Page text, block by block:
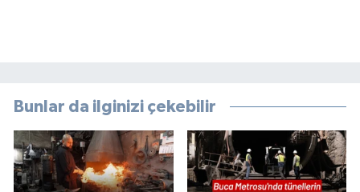
Bunlar da ilginizi çekebilir